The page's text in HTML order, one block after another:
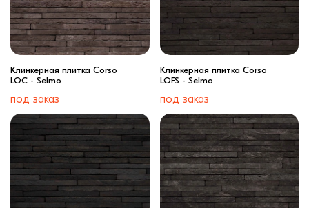
Клинкерная плитка Corso
LOC - Selmo
под заказ
Клинкерная плитка Corso
LOFS - Selmo
под заказ